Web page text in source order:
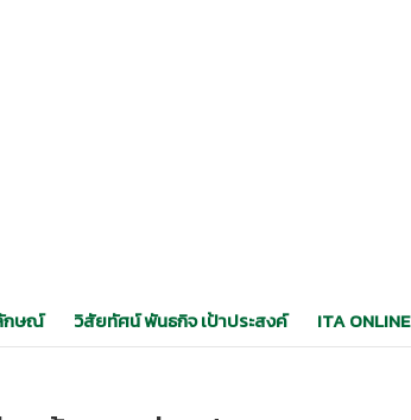
กษณ์ วิสัยทัศน์ พันธกิจ เป้าประสงค์ ITA ONLINE